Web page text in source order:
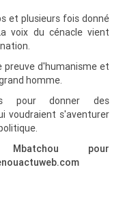
et plusieurs fois donné
voix du cénacle vient
preuve d'humanisme et
homme.
pour donner des
voudraient s'aventurer
pour